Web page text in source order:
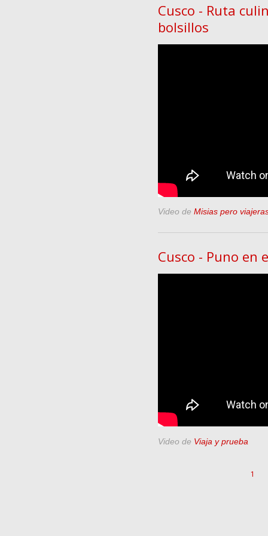
Cusco - Ruta
bolsillos
Video de Misias pero
Cusco - Puno en
Video de Viaja y prueba
1